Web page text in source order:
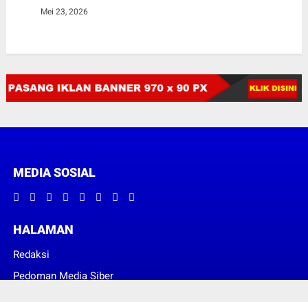
Mei 23, 2026
MEDIA SOSIAL
HALAMAN
Redaksi
Pedoman Media Siber